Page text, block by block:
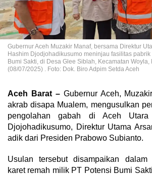
Gubernur Aceh Muzakir Manaf, bersama Direktur
Hashim Djodjohadikusumo meninjau fasilitas pabrik
Bumi Sakti, di Desa Glee Siblah, Kecamatan Woyla,
(08/07/2025) . Foto: Dok. Biro Adpim Setda Aceh
Aceh Barat –Gubernur Aceh,
akrab disapa Mualem, mengusulkan
pengolahan gabah di Aceh Utara
Djojohadikusumo, Direktur Utama
adik dari Presiden Prabowo Subianto.
Usulan tersebut disampaikan dalam
karet remah milik PT Potensi Bumi